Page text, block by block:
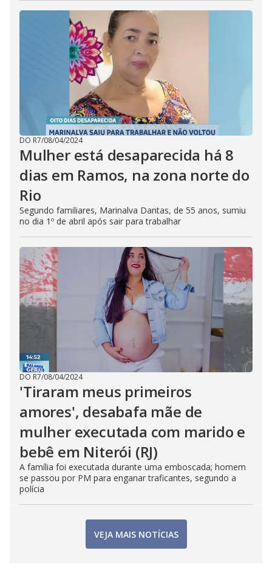
DO R7/08/04/2024
Mulher está desaparecida há 8
dias em Ramos, na zona norte do
Rio
Segundo familiares, Marinalva Dantas, de 55 anos, sumiu
no dia 1º de abril após sair para trabalhar
DO R7/08/04/2024
'Tiraram meus primeiros
amores', desabafa mãe de
mulher executada com marido e
bebê em Niterói (RJ)
A família foi executada durante uma emboscada; homem
se passou por PM para enganar traficantes, segundo a
polícia
VEJA MAIS NOTÍCIAS